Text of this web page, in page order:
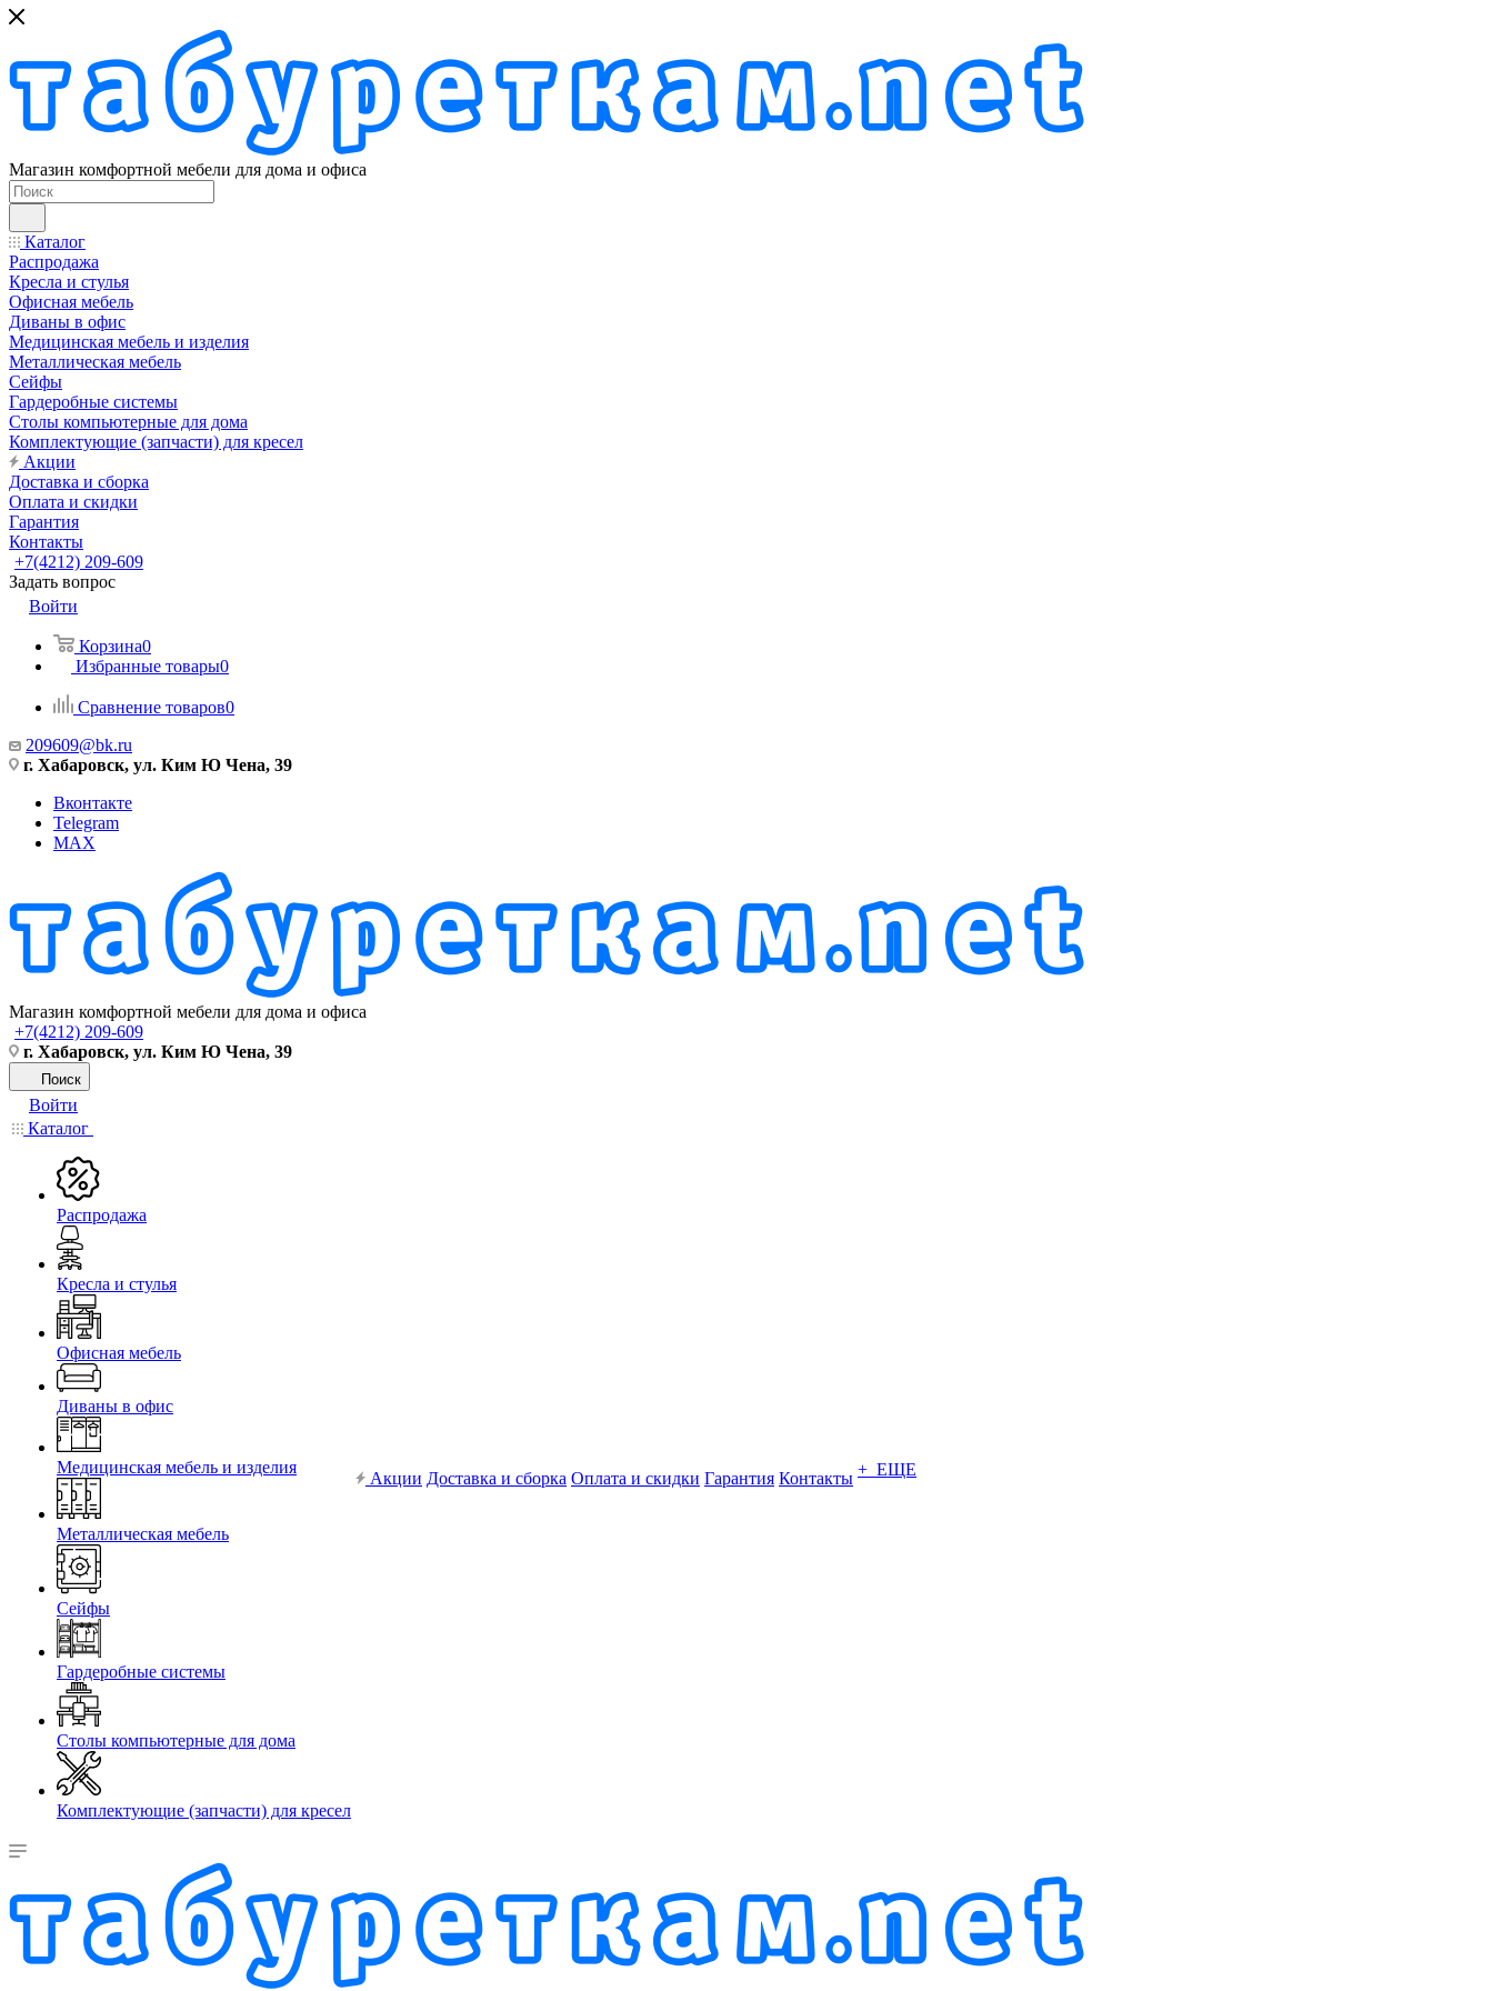
Магазин комфортной мебели для дома и офиса
Каталог
Распродажа
Кресла и стулья
Офисная мебель
Диваны в офис
Медицинская мебель и изделия
Металлическая мебель
Сейфы
Гардеробные системы
Столы компьютерные для дома
Комплектующие (запчасти) для кресел
Акции
Доставка и сборка
Оплата и скидки
Гарантия
Контакты
+7(4212) 209-609
Задать вопрос
Войти
Корзина0
Избранные товары0
Сравнение товаров0
209609@bk.ru
г. Хабаровск, ул. Ким Ю Чена, 39
Вконтакте
Telegram
MAX
Магазин комфортной мебели для дома и офиса
+7(4212) 209-609
г. Хабаровск, ул. Ким Ю Чена, 39
Поиск
Войти
Каталог
Распродажа
Кресла и стулья
Офисная мебель
Диваны в офис
Медицинская мебель и изделия
Металлическая мебель
Сейфы
Гардеробные системы
Столы компьютерные для дома
Комплектующие (запчасти) для кресел
Акции Доставка и сборка Оплата и скидки Гарантия Контакты + ЕЩЕ